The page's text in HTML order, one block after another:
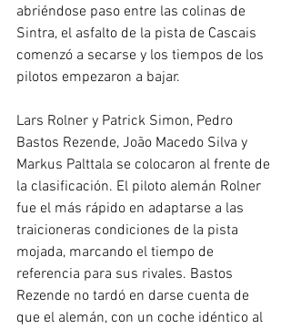
abriéndose paso entre las colinas de
Sintra, el asfalto de la pista de Cascais
comenzó a secarse y los tiempos de los
pilotos empezaron a bajar.
Lars Rolner y Patrick Simon, Pedro
Bastos Rezende, João Macedo Silva y
Markus Palttala se colocaron al frente de
la clasificación. El piloto alemán Rolner
fue el más rápido en adaptarse a las
traicioneras condiciones de la pista
mojada, marcando el tiempo de
referencia para sus rivales. Bastos
Rezende no tardó en darse cuenta de
que el alemán, con un coche idéntico al